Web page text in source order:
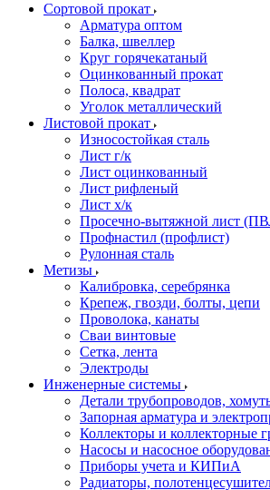
Сортовой прокат
Арматура оптом
Балка, швеллер
Круг горячекатаный
Оцинкованный прокат
Полоса, квадрат
Уголок металлический
Листовой прокат
Износостойкая сталь
Лист г/к
Лист оцинкованный
Лист рифленый
Лист х/к
Просечно-вытяжной лист
Профнастил (профлист)
Рулонная сталь
Метизы
Калибровка, серебрянка
Крепеж, гвозди, болты, цепи
Проволока, канаты
Сваи винтовые
Сетка, лента
Электроды
Инженерные системы
Детали трубопроводов,
Запорная арматура и
Коллекторы и коллекторные
Насосы и насосное
Приборы учета и КИПиА
Радиаторы,